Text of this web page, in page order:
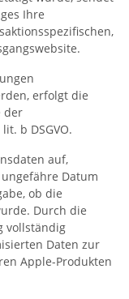
Ihre
erfolgt die
der
b DSGVO.
auf,
Datum
ob die
Durch die
vollständig
Daten zur
Apple-Produkten